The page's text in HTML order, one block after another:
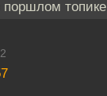
поршлом